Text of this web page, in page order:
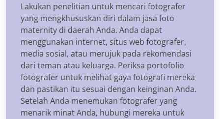
Lakukan penelitian untuk mencari fotografer
yang mengkhususkan diri dalam jasa foto
maternity di daerah Anda. Anda dapat
menggunakan internet, situs web fotografer,
media sosial, atau merujuk pada rekomendasi
dari teman atau keluarga. Periksa portofolio
fotografer untuk melihat gaya fotografi mereka
dan pastikan itu sesuai dengan keinginan Anda.
Setelah Anda menemukan fotografer yang
menarik minat Anda, hubungi mereka untuk